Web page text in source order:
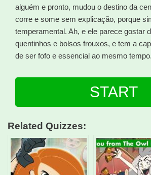
alguém e pronto, mudou o destino da
corre e some sem explicação, porque
temperamental. Ah, e ele parece gostar
quentinhos e bolsos frouxos, e tem a
de ser fofo e essencial ao mesmo tempo.
START
Related Quizzes: